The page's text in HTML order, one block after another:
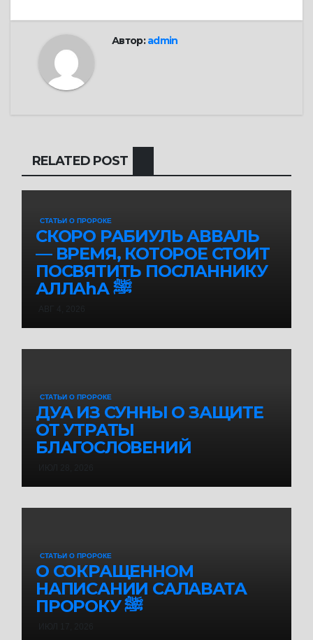
Автор:admin
RELATED POST
СТАТЬИ О ПРОРОКЕ
СКОРО РАБИУЛЬ АВВАЛЬ
— ВРЕМЯ, КОТОРОЕ СТОИТ
ПОСВЯТИТЬ ПОСЛАННИКУ
АЛЛАhА ﷺ
СТАТЬИ О ПРОРОКЕ
ДУА ИЗ СУННЫ О ЗАЩИТЕ
ОТ УТРАТЫ
БЛАГОСЛОВЕНИЙ
СТАТЬИ О ПРОРОКЕ
О СОКРАЩЕННОМ
НАПИСАНИИ САЛАВАТА
ПРОРОКУ ﷺ